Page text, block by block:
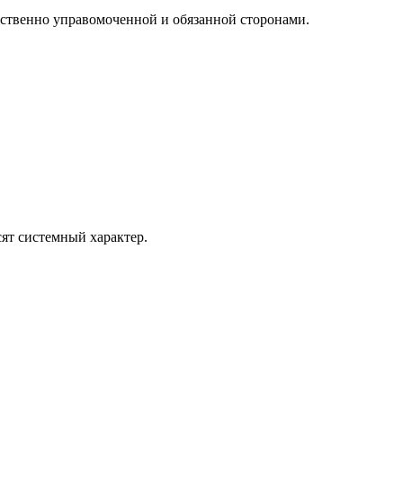
управомоченной и обязанной сторонами.
характер.